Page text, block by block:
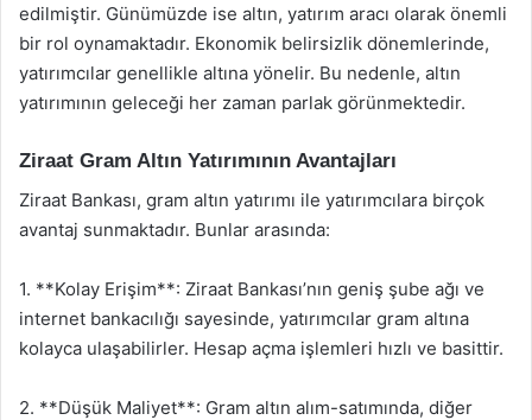
edilmiştir. Günümüzde ise altın, yatırım aracı olarak önemli
bir rol oynamaktadır. Ekonomik belirsizlik dönemlerinde,
yatırımcılar genellikle altına yönelir. Bu nedenle, altın
yatırımının geleceği her zaman parlak görünmektedir.
Ziraat Gram Altın Yatırımının Avantajları
Ziraat Bankası, gram altın yatırımı ile yatırımcılara birçok
avantaj sunmaktadır. Bunlar arasında:
1. **Kolay Erişim**: Ziraat Bankası’nın geniş şube ağı ve
internet bankacılığı sayesinde, yatırımcılar gram altına
kolayca ulaşabilirler. Hesap açma işlemleri hızlı ve basittir.
2. **Düşük Maliyet**: Gram altın alım-satımında, diğer